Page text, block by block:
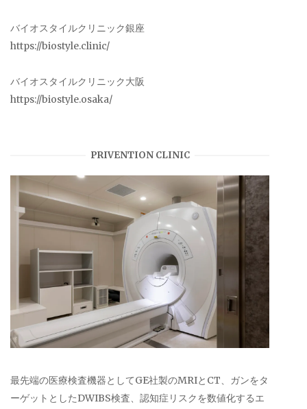
バイオスタイルクリニック銀座
https://biostyle.clinic/
バイオスタイルクリニック大阪
https://biostyle.osaka/
PRIVENTION CLINIC
最先端の医療検査機器としてGE社製のMRIとCT、ガンをタ
ーゲットとしたDWIBS検査、認知症リスクを数値化するエ